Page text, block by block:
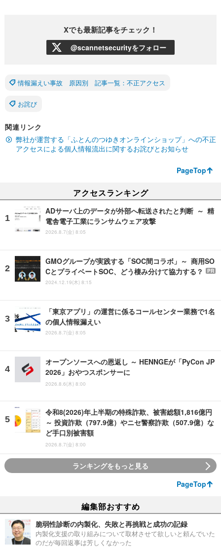
Xでも最新記事をチェック！
@scannetsecurityをフォロー
情報漏えい事故 原因別 記事一覧：不正アクセス
お詫び
関連リンク
弊社が運営する「ふとんのつゆきオンラインショップ」への不正
アクセスによる個人情報流出に関するお詫びとお知らせ
PageTop
アクセスランキング
ADサーバ上のデータが外部へ転送されたと判断 ～ 精
電舎電子工業にランサムウェア攻撃
2026.8.7(金) 8:05
GMOグループが実践する「SOC間コラボ」～ 商用SO
CとプライベートSOC、どう棲み分けて協力する？
PR
2024.12.19(木) 8:15
「東京アプリ」の運営に係るコールセンター業務で1名
の個人情報漏えい
2026.8.7(金) 8:05
オープンソースへの恩返し ～ HENNGEが「PyCon JP
2026」おやつスポンサーに
2026.8.6(木) 8:00
令和8(2026)年上半期の特殊詐欺、被害総額1,816億円
～ 投資詐欺（797.9億）やニセ警察詐欺（507.9億）な
ど手口別被害額
2026.8.7(金) 8:00
ランキングをもっと見る
PageTop
編集部おすすめ
脆弱性診断の内製化、失敗と再挑戦と成功の記録
内製化支援の取り組みについて取材させて欲しいと頼んでいた
のだが毎回返事は芳しくなかった